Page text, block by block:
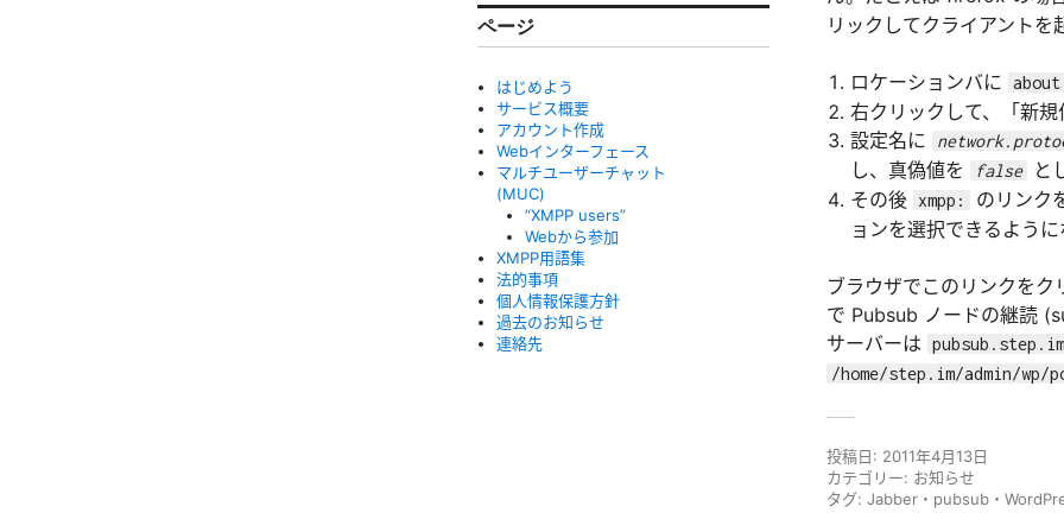
リックしてクライアントを
ロケーションバに
右クリックして、「新
設定名に
し、真偽値を false
と
その後 xmpp:
のリンク
ョンを選択できるよう
ブラウザでこのリンクを
で Pubsub ノードの継読
サーバーは pubsub.step.im
/home/step.im/admin/wp/
投稿日: 2011年4月13日
カテゴリー: お知らせ
タグ: Jabber ・ pubsub ・
ページ
はじめよう
サービス概要
アカウント作成
Webインターフェース
マルチユーザーチャット
(MUC)
“XMPP users”
Webから参加
XMPP用語集
法的事項
個人情報保護方針
過去のお知らせ
連絡先